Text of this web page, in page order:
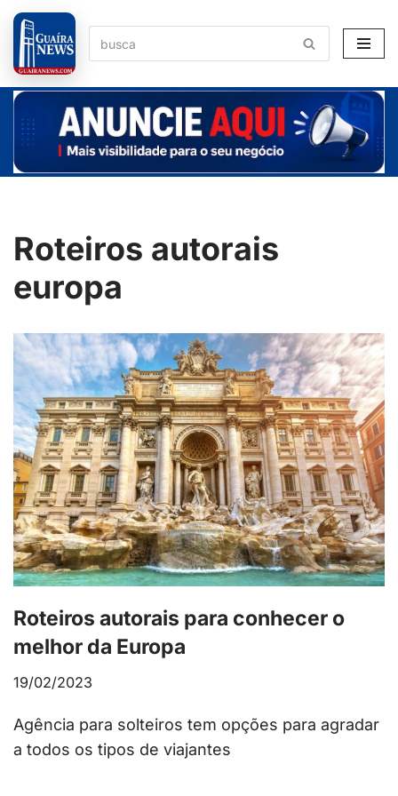
Pular
para
o
conteúdo
Roteiros autorais
europa
Roteiros autorais para conhecer o
melhor da Europa
19/02/2023
Agência para solteiros tem opções para agradar
a todos os tipos de viajantes